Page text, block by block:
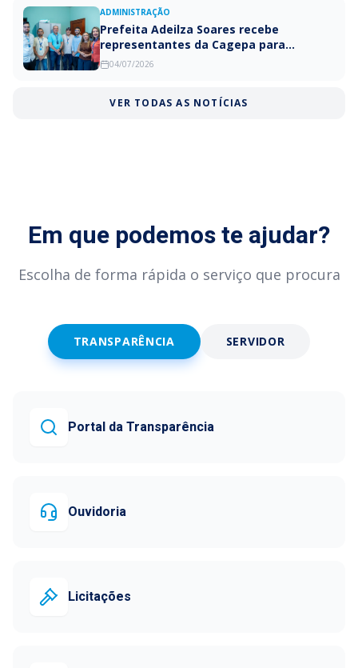
ADMINISTRAÇÃO
Prefeita Adeilza Soares recebe
representantes da Cagepa para
apresentação de projetos de
04/07/2026
VER TODAS AS NOTÍCIAS
Em que podemos te ajudar?
Escolha de forma rápida o serviço que procura
TRANSPARÊNCIA SERVIDOR
Portal da Transparência
Ouvidoria
Licitações